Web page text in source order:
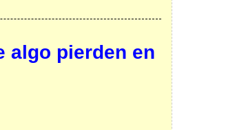
algo pierden en